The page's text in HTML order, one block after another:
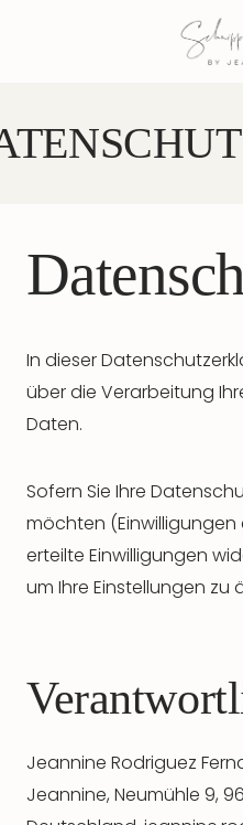
In dieser
über die Verarbeitung
Daten.
Sofern Sie Ihre
möchten
erteilte Einwilligungen
um Ihre Einstellungen zu
Jeannine Rodriguez
Jeannine, Neumühle 9,